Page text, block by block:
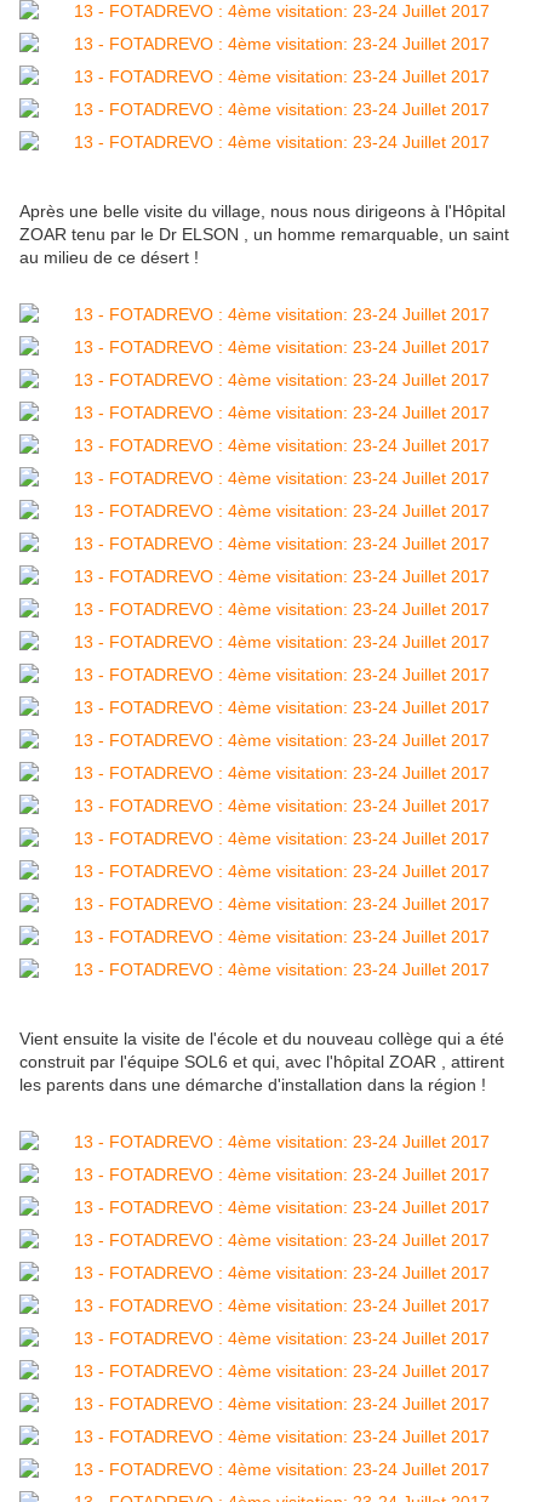
Après une belle visite du village, nous nous dirigeons à l'Hôpital
ZOAR tenu par le Dr ELSON , un homme remarquable, un saint
au milieu de ce désert !
Vient ensuite la visite de l'école et du nouveau collège qui a été
construit par l'équipe SOL6 et qui, avec l'hôpital ZOAR , attirent
les parents dans une démarche d'installation dans la région !